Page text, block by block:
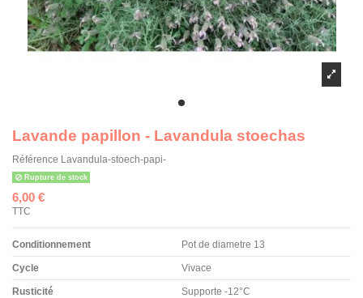
Lavande papillon - Lavandula stoechas
Référence Lavandula-stoech-papi-
Rupture de stock
6,00 €
TTC
Conditionnement Pot de diametre 13
Cycle Vivace
Rusticité Supporte -12°C